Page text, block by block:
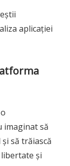
aplicației
imaginat să
să trăiască
și